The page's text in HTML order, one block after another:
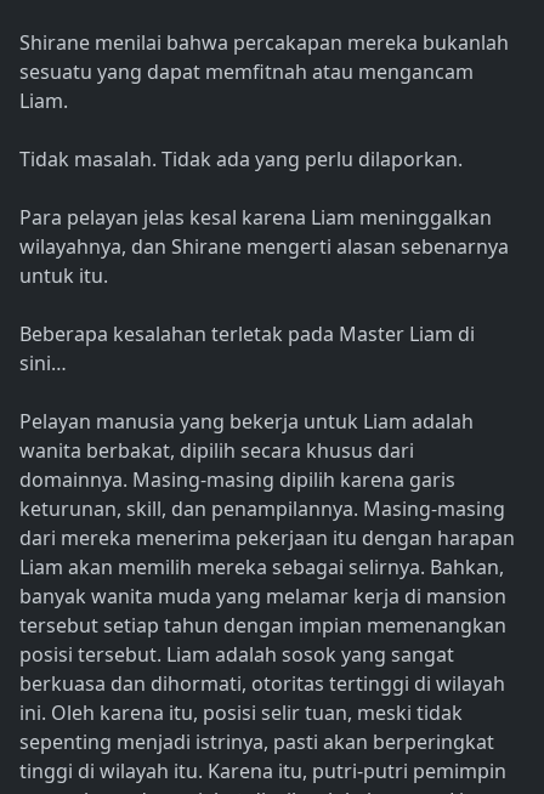
Shirane menilai bahwa percakapan mereka bukanlah
sesuatu yang dapat memfitnah atau mengancam
Liam.
Tidak masalah. Tidak ada yang perlu dilaporkan.
Para pelayan jelas kesal karena Liam meninggalkan
wilayahnya, dan Shirane mengerti alasan sebenarnya
untuk itu.
Beberapa kesalahan terletak pada Master Liam di
sini…
Pelayan manusia yang bekerja untuk Liam adalah
wanita berbakat, dipilih secara khusus dari
domainnya. Masing-masing dipilih karena garis
keturunan, skill, dan penampilannya. Masing-masing
dari mereka menerima pekerjaan itu dengan harapan
Liam akan memilih mereka sebagai selirnya. Bahkan,
banyak wanita muda yang melamar kerja di mansion
tersebut setiap tahun dengan impian memenangkan
posisi tersebut. Liam adalah sosok yang sangat
berkuasa dan dihormati, otoritas tertinggi di wilayah
ini. Oleh karena itu, posisi selir tuan, meski tidak
sepenting menjadi istrinya, pasti akan berperingkat
tinggi di wilayah itu. Karena itu, putri-putri pemimpin